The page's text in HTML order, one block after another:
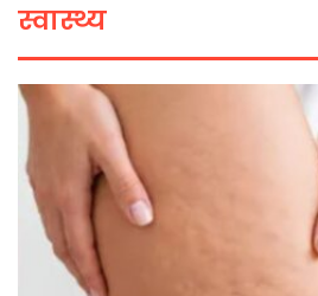
स्वास्थ्य